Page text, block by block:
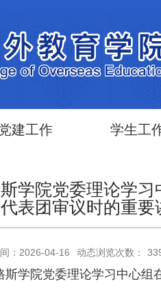
建工作 学生工
学院党委理论学
表团审议时的重要
：2026-04-16 动态浏览次数：
学院党委理论学习中心组